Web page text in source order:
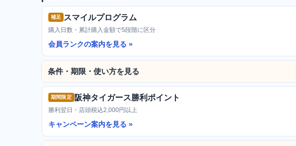
補足 スマイルプログラム
購入日数・累計購入金額で5段階に区分
会員ランクの案内を見る
条件・期限・使い方を見る
期間限定 阪神タイガース勝利ポイント
勝利翌日・店頭税込2,000円以上
キャンペーン案内を見る